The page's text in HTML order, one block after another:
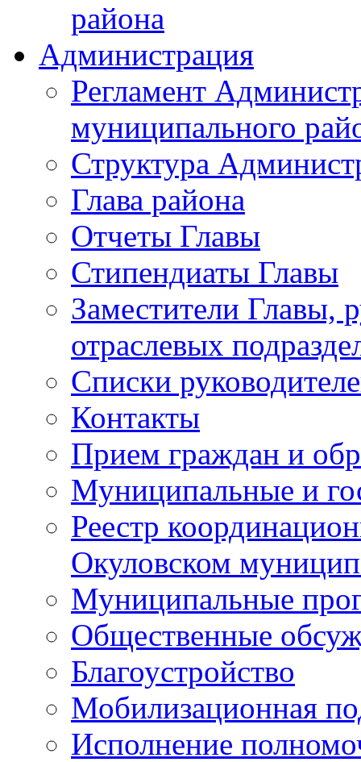
района
Администрация
Регламент
муниципального
Структура
Глава района
Отчеты Главы
Стипендиаты Главы
Заместители Главы,
отраслевых
Списки
Контакты
Прием граждан и
Муниципальные и
Реестр
Окуловском
Муниципальные
Общественные
Благоустройство
Мобилизационная
Исполнение